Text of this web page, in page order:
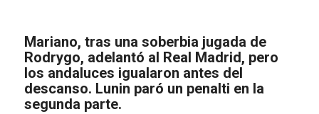
Mariano, tras una soberbia jugada de
Rodrygo, adelantó al Real Madrid, pero
los andaluces igualaron antes del
descanso. Lunin paró un penalti en la
segunda parte.